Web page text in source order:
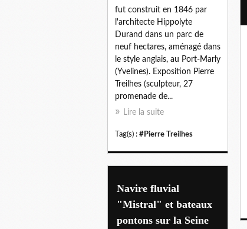
fut construit en 1846 par
l'architecte Hippolyte
Durand dans un parc de
neuf hectares, aménagé dans
le style anglais, au Port-Marly
(Yvelines). Exposition Pierre
Treilhes (sculpteur, 27
promenade de...
Lire la suite
Tag(s) : #Pierre Treilhes
Navire fluvial
"Mistral" et bateaux
pontons sur la Seine